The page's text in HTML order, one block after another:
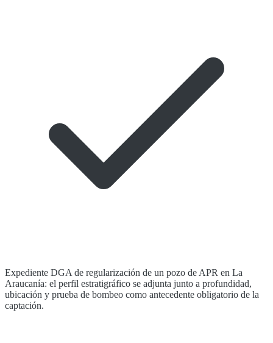
Expediente DGA de regularización de un pozo de APR en La
Araucanía: el perfil estratigráfico se adjunta junto a profundidad,
ubicación y prueba de bombeo como antecedente obligatorio de la
captación.